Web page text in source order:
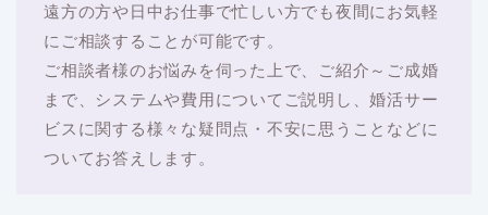
遠方の方や日中お仕事で忙しい方でも夜間にお気軽
にご相談することが可能です。
ご相談者様のお悩みを伺った上で、ご紹介～ご成婚
まで、システムや費用についてご説明し、婚活サー
ビスに関する様々な疑問点・不安に思うことなどに
ついてお答えします。